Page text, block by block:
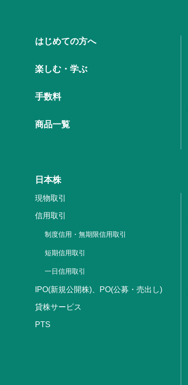
はじめての方へ
楽しむ・学ぶ
手数料
商品一覧
日本株
現物取引
信用取引
制度信用・無期限信用取引
短期信用取引
一日信用取引
IPO(新規公開株)、PO(公募・売出し)
貸株サービス
PTS